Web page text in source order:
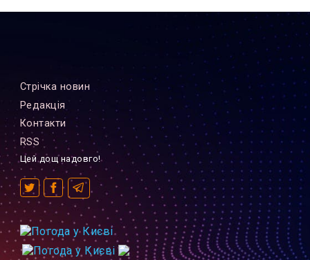
Стрiчка новин
Редакцiя
Контакти
RSS
Цей дощ надовго!